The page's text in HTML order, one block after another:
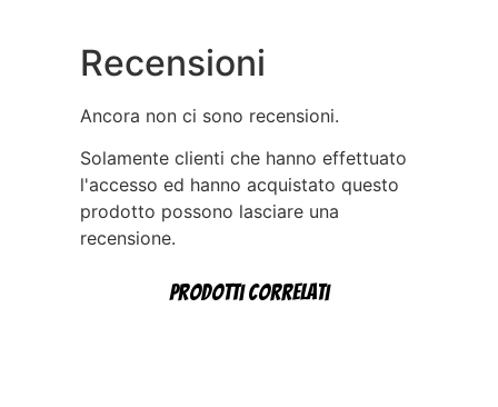
Recensioni
Ancora non ci sono recensioni.
Solamente clienti che hanno effettuato
l'accesso ed hanno acquistato questo
prodotto possono lasciare una
recensione.
Prodotti correlati